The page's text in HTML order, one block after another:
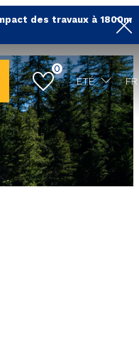
des travaux à 1800m
0
ÉTÉ
FR